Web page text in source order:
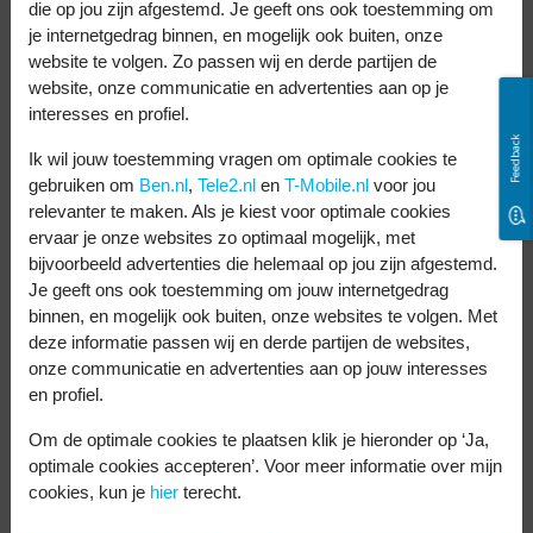
Dit kun je ook met de
Bolt app
Bij Bolt kun je niet alleen een taxirit
aanvragen. Maar ook een e-step huren. In
de app zie je op de kaart waar ze
beschikbaar zijn. Met één druk op de knop
ontgrendel je hem en kun je duurzaam op
pad. Trek? In grote steden zoals Rotterdam,
Den Haag, Amsterdam en Groningen bestel
je met Bolt Food snel en makkelijk een
maaltijd.
Nog meer tips voor
Feedback
die op jou zijn afgestemd. Je geeft ons ook toestemming om
je internetgedrag binnen, en mogelijk ook buiten, onze
website te volgen. Zo passen wij en derde partijen de
website, onze communicatie en advertenties aan op je
interesses en profiel.
Ik wil jouw toestemming vragen om optimale cookies te
gebruiken om Ben.nl, Tele2.nl en T-Mobile.nl voor jou
relevanter te maken. Als je kiest voor optimale cookies
ervaar je onze websites zo optimaal mogelijk, met
bijvoorbeeld advertenties die helemaal op jou zijn afgestemd.
Je geeft ons ook toestemming om jouw internetgedrag
binnen, en mogelijk ook buiten, onze websites te volgen. Met
deze informatie passen wij en derde partijen de websites,
onze communicatie en advertenties aan op jouw interesses
en profiel.
Om de optimale cookies te plaatsen klik je hieronder op ‘Ja,
optimale cookies accepteren’. Voor meer informatie over mijn
cookies, kun je hier terecht.